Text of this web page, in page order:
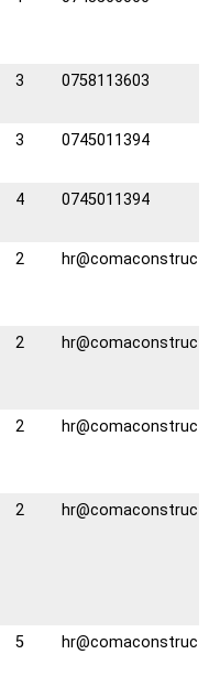
3 0758113603
3 0745011394
4 0745011394
2
2
2
2
5